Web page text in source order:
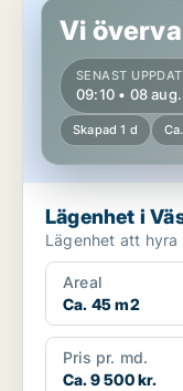
Vi
SENAST
09:10 • 08 aug.
Skapad 1 d
Lägenhet i
Areal
Ca. 45 m2
Pris pr. md.
Ca. 9 500 kr.